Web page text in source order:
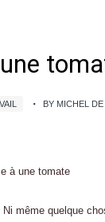
BY MICHEL
même quelque